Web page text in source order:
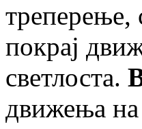
треперење,
покрај
светлоста.
движења на